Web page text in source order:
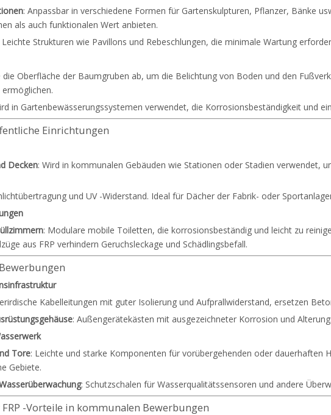
: Anpassbar in verschiedene Formen für Gartenskulpturen, Pflanzer, Bänke
als auch funktionalen Wert anbieten.
Leichte Strukturen wie Pavillons und Rebeschlungen, die minimale Wartung
die Oberfläche der Baumgruben ab, um die Belichtung von Boden und den
in Gartenbewässerungssystemen verwendet, die Korrosionsbeständigkeit und
Einrichtungen
Decken: Wird in kommunalen Gebäuden wie Stationen oder Stadien verwendet,
und UV -Widerstand. Ideal für Dächer der Fabrik- oder
: Modulare mobile Toiletten, die korrosionsbeständig und leicht zu
aus FRP verhindern Geruchsleckage und Schädlingsbefall.
Kabelleitungen mit guter Isolierung und Aufprallwiderstand, ersetzen
: Außengerätekästen mit ausgezeichneter Korrosion und
Tore: Leichte und starke Komponenten für vorübergehenden oder dauerhaften
Gebiete.
: Schutzschalen für Wasserqualitätssensoren und andere
-Vorteile in kommunalen Bewerbungen